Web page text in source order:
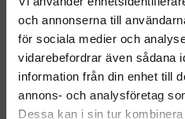
och annonserna till
för sociala medier och
vidarebefordrar även sådana
information från din enhet till
annons- och analysföretag
Dessa kan i sin tur
Lägg
KÖP
Välkommen till
Vill du handla som företag